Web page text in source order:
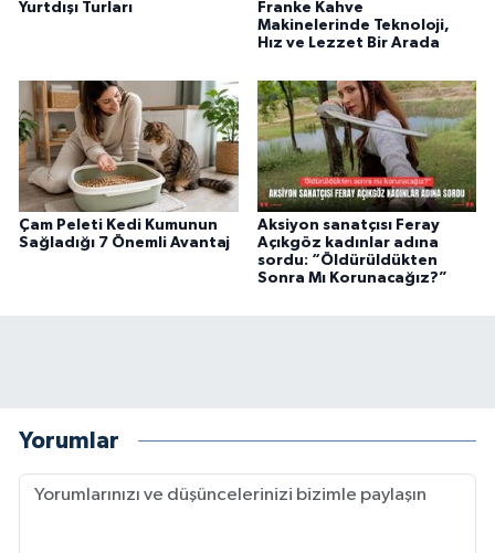
Yurtdışı Turları
Franke Kahve
Makinelerinde Teknoloji,
Hız ve Lezzet Bir Arada
Çam Peleti Kedi Kumunun
Sağladığı 7 Önemli Avantaj
Aksiyon sanatçısı Feray
Açıkgöz kadınlar adına
sordu: “Öldürüldükten
Sonra Mı Korunacağız?”
Yorumlar